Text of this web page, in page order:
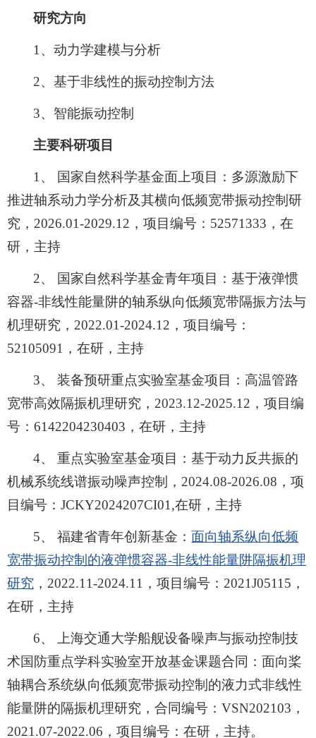
研究方向
1、动力学建模与分析
2、基于非线性的振动控制方法
3、智能振动控制
主要科研项目
1、 国家自然科学基金面上项目：多源激励下
推进轴系动力学分析及其横向低频宽带振动控制研
究，2026.01-2029.12，项目编号：52571333，在
研，主持
2、 国家自然科学基金青年项目：基于液弹惯
容器-非线性能量阱的轴系纵向低频宽带隔振方法与
机理研究，2022.01-2024.12，项目编号：
52105091，在研，主持
3、 装备预研重点实验室基金项目：高温管路
宽带高效隔振机理研究，2023.12-2025.12，项目编
号：6142204230403，在研，主持
4、 重点实验室基金项目：基于动力反共振的
机械系统线谱振动噪声控制，2024.08-2026.08，项
目编号：JCKY2024207CI01,在研，主持
5、 福建省青年创新基金：面向轴系纵向低频
宽带振动控制的液弹惯容器-非线性能量阱隔振机理
研究 ，2022.11-2024.11，项目编号：2021J05115，
在研，主持
6、 上海交通大学船舰设备噪声与振动控制技
术国防重点学科实验室开放基金课题合同：面向桨
轴耦合系统纵向低频宽带振动控制的液力式非线性
能量阱的隔振机理研究，合同编号：VSN202103，
2021.07-2022.06，项目编号：在研，主持。